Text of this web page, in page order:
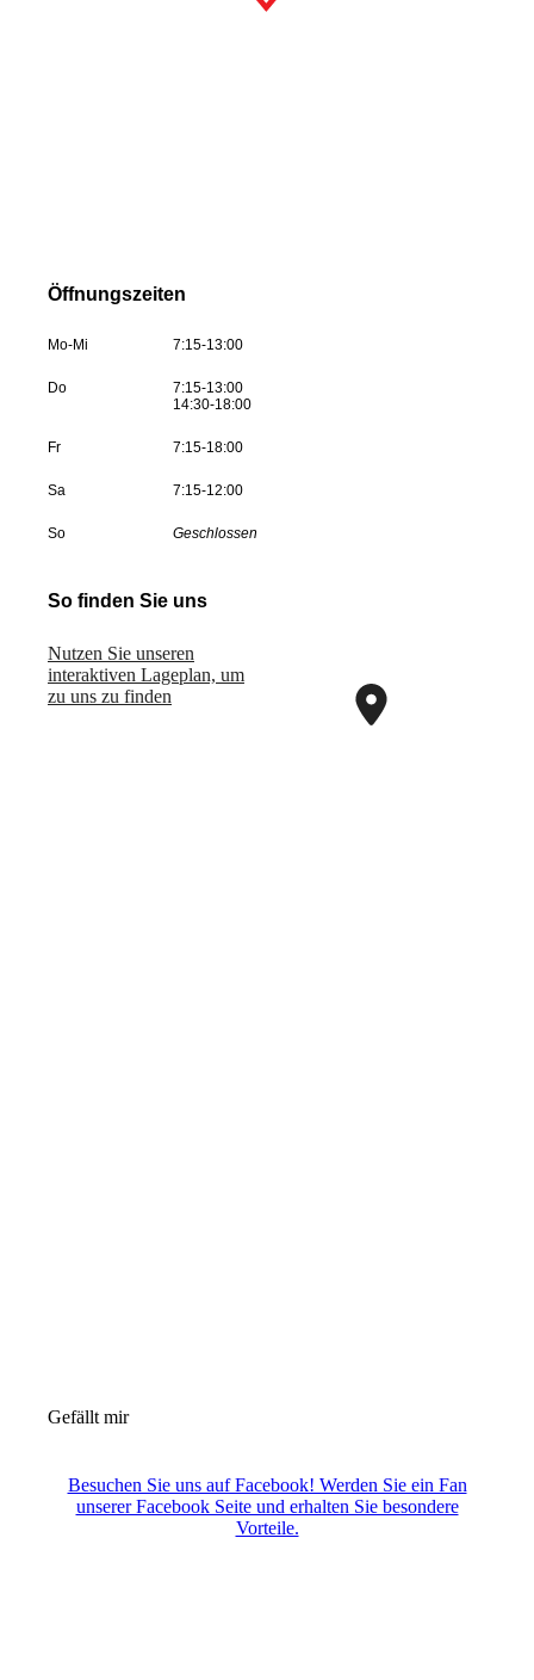
Öffnungszeiten
Mo-Mi 7:15-13:00
Do
7:15-13:00
14:30-18:00
Fr 7:15-18:00
Sa 7:15-12:00
So Geschlossen
So finden Sie uns
Nutzen Sie unseren
interaktiven La­ge­plan, um
zu uns zu finden
Gefällt mir
Besuchen Sie uns auf Facebook! Werden Sie ein Fan
unserer Facebook Seite und erhalten Sie besondere
Vorteile.